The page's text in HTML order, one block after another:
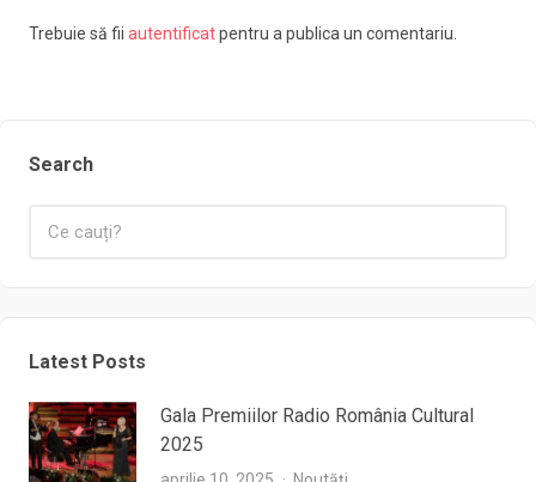
Trebuie să fii autentificatpentru a publica un comentariu.
Search
Latest Posts
Gala Premiilor Radio România Cultural
2025